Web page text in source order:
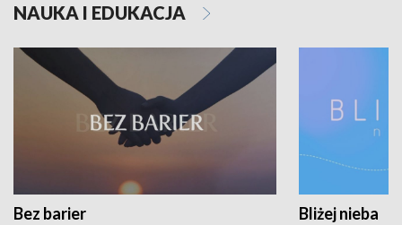
NAUKA I EDUKACJA
Bez barier Bliżej nieba